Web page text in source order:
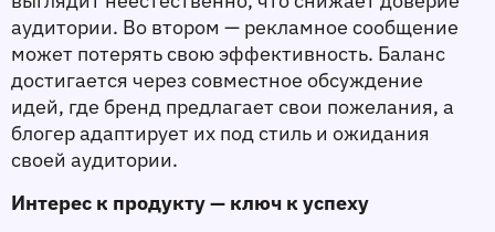
аудитории. Во втором — рекламное сообщение
может потерять свою эффективность. Баланс
достигается через совместное обсуждение
идей, где бренд предлагает свои пожелания, а
блогер адаптирует их под стиль и ожидания
своей аудитории.
Интерес к продукту — ключ к успеху